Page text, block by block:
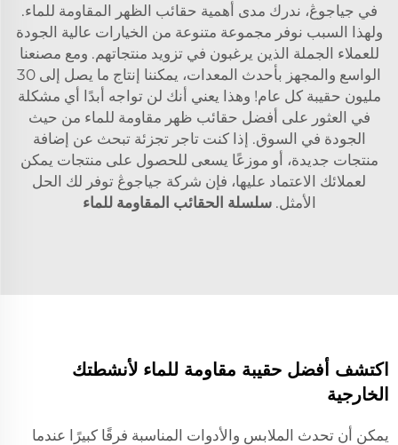
في جياجوڠ، ندرك مدى أهمية حقائب الظهر المقاومة للماء.
ولهذا السبب نوفر مجموعة متنوعة من الخيارات عالية الجودة
للعملاء الجملة الذين يرغبون في تزويد منتجاتهم. ومع مصنعنا
الواسع والمجهز بأحدث المعدات، يمكننا إنتاج ما يصل إلى 30
مليون حقيبة كل عام! وهذا يعني أنك لن تواجه أبدًا أي مشكلة
في العثور على أفضل حقائب ظهر مقاومة للماء من حيث
الجودة في السوق. إذا كنت تاجر تجزئة تبحث عن إضافة
منتجات جديدة، أو موزعًا يسعى للحصول على منتجات يمكن
لعملائك الاعتماد عليها، فإن شركة جياجوڠ توفر لك الحل
الأمثل.سلسلة الحقائب المقاومة للماء
اكتشف أفضل حقيبة مقاومة للماء لأنشطتك
الخارجية
يمكن أن تحدث الملابس والأدوات المناسبة فرقًا كبيرًا عندما